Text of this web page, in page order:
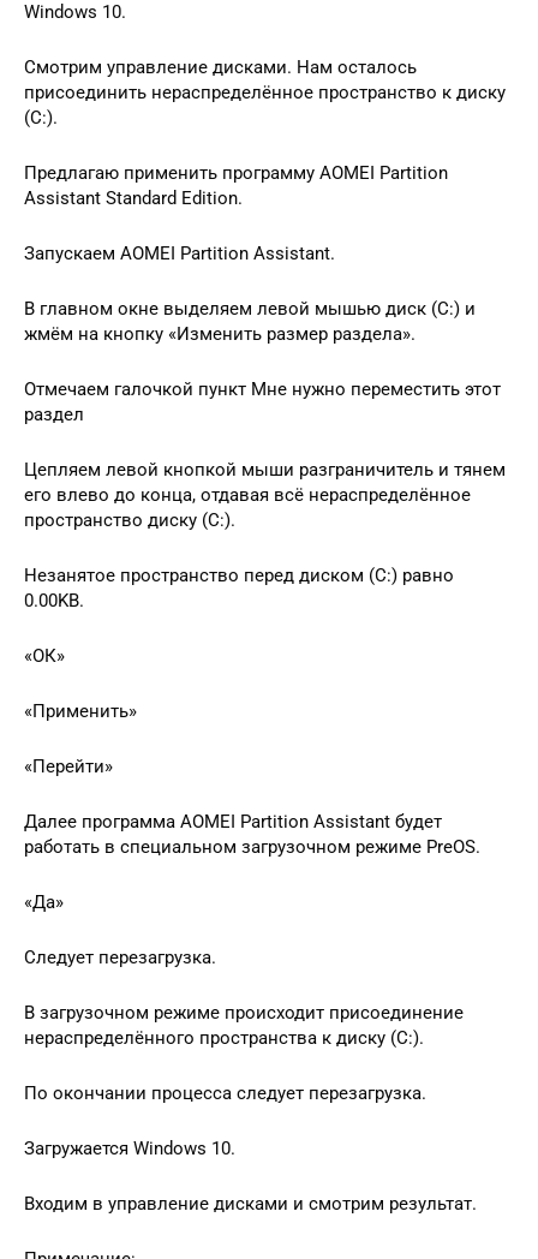
Windows 10.
Смотрим управление дисками. Нам осталось
присоединить нераспределённое пространство к диску
(C:).
Предлагаю применить программу AOMEI Partition
Assistant Standard Edition.
Запускаем AOMEI Partition Assistant.
В главном окне выделяем левой мышью диск (C:) и
жмём на кнопку «Изменить размер раздела».
Отмечаем галочкой пункт Мне нужно переместить этот
раздел
Цепляем левой кнопкой мыши разграничитель и тянем
его влево до конца, отдавая всё нераспределённое
пространство диску (C:).
Незанятое пространство перед диском (C:) равно
0.00KB.
«ОК»
«Применить»
«Перейти»
Далее программа AOMEI Partition Assistant будет
работать в специальном загрузочном режиме PreOS.
«Да»
Следует перезагрузка.
В загрузочном режиме происходит присоединение
нераспределённого пространства к диску (C:).
По окончании процесса следует перезагрузка.
Загружается Windows 10.
Входим в управление дисками и смотрим результат.